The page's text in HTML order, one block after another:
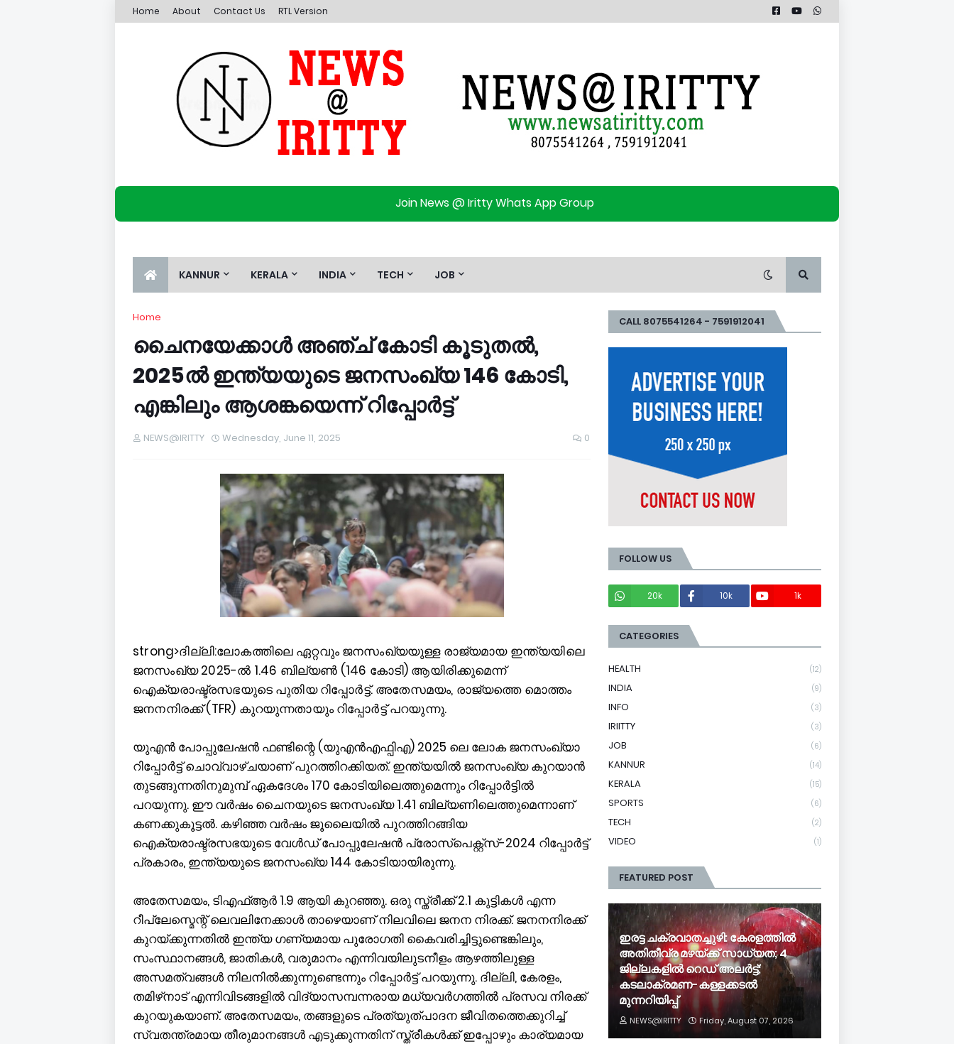
Home About Contact Us RTL Version
Join News @ Iritty Whats App Group
KANNUR KERALA INDIA TECH JOB
Home
ചൈനയേക്കാൾ അഞ്ച് കോടി കൂടുതൽ,
2025ൽ ഇന്ത്യയുടെ ജനസംഖ്യ 146 കോടി,
എങ്കിലും ആശങ്കയെന്ന് റിപ്പോർട്ട്
NEWS@IRITTY Wednesday, June 11, 2025 0
strong>ദില്ലി:ലോകത്തിലെ ഏറ്റവും ജനസംഖ്യയുള്ള രാജ്യമായ ഇന്ത്യയിലെ
ജനസംഖ്യ 2025-ൽ 1.46 ബില്യൺ (146 കോടി) ആയിരിക്കുമെന്ന്
ഐക്യരാഷ്ട്രസഭയുടെ പുതിയ റിപ്പോർട്ട്. അതേസമയം, രാജ്യത്തെ മൊത്തം
ജനനനിരക്ക് (TFR) കുറയുന്നതായും റിപ്പോർട്ട് പറയുന്നു.
യുഎൻ പോപ്പുലേഷൻ ഫണ്ടിന്റെ (യുഎൻഎഫ്പിഎ) 2025 ലെ ലോക ജനസംഖ്യാ
റിപ്പോർട്ട് ചൊവ്വാഴ്ചയാണ് പുറത്തിറക്കിയത്. ഇന്ത്യയിൽ ജനസംഖ്യ കുറയാൻ
തുടങ്ങുന്നതിനുമുമ്പ് ഏകദേശം 170 കോടിയിലെത്തുമെന്നും റിപ്പോർട്ടിൽ
പറയുന്നു. ഈ വർഷം ചൈനയുടെ ജനസംഖ്യ 1.41 ബില്യണിലെത്തുമെന്നാണ്
കണക്കുകൂട്ടൽ. കഴിഞ്ഞ വർഷം ജൂലൈയിൽ പുറത്തിറങ്ങിയ
ഐക്യരാഷ്ട്രസഭയുടെ വേൾഡ് പോപ്പുലേഷൻ പ്രോസ്പെക്റ്റ്സ്-2024 റിപ്പോർട്ട്
പ്രകാരം, ഇന്ത്യയുടെ ജനസംഖ്യ 144 കോടിയായിരുന്നു.
അതേസമയം, ടിഎഫ്ആർ 1.9 ആയി കുറഞ്ഞു. ഒരു സ്ത്രീക്ക് 2.1 കുട്ടികൾ എന്ന
റീപ്ലേസ്മെന്റ് ലെവലിനേക്കാൾ താഴെയാണ് നിലവിലെ ജനന നിരക്ക്. ജനനനിരക്ക്
കുറയ്ക്കുന്നതിൽ ഇന്ത്യ ഗണ്യമായ പുരോഗതി കൈവരിച്ചിട്ടുണ്ടെങ്കിലും,
സംസ്ഥാനങ്ങൾ, ജാതികൾ, വരുമാനം എന്നിവയിലുടനീളം ആഴത്തിലുള്ള
അസമത്വങ്ങൾ നിലനിൽക്കുന്നുണ്ടെന്നും റിപ്പോർട്ട് പറയുന്നു. ദില്ലി, കേരളം,
തമിഴ്‌നാട് എന്നിവിടങ്ങളിൽ വിദ്യാസമ്പന്നരായ മധ്യവർഗത്തിൽ പ്രസവ നിരക്ക്
കുറയുകയാണ്. അതേസമയം, തങ്ങളുടെ പ്രത്യുത്പാദന ജീവിതത്തെക്കുറിച്ച്
സ്വതന്ത്രമായ തീരുമാനങ്ങൾ എടുക്കുന്നതിന് സ്ത്രീകൾക്ക് ഇപ്പോഴും കാര്യമായ
CALL 8075541264 - 7591912041
FOLLOW US
20k
10k 1k
CATEGORIES
HEALTH (12)
INDIA (9)
INFO (3)
IRIITTY (3)
JOB (6)
KANNUR (14)
KERALA (15)
SPORTS (6)
TECH (2)
VIDEO (1)
FEATURED POST
ഇരട്ട ചക്രവാതച്ചുഴി: കേരളത്തിൽ
അതിതീവ്ര മഴയ്ക്ക് സാധ്യത; 4
ജില്ലകളിൽ റെഡ് അലർട്ട്;
കടലാക്രമണ-കള്ളക്കടൽ
മുന്നറിയിപ്പ്
NEWS@IRITTY Friday, August 07, 2026